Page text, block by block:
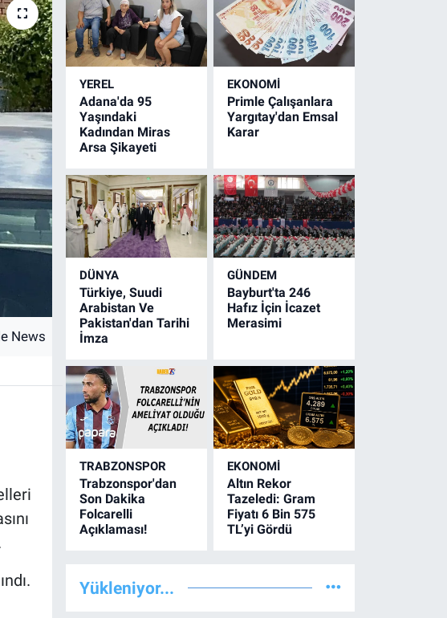
YEREL
Adana'da 95
Yaşındaki
Kadından Miras
Arsa Şikayeti
EKONOMİ
Primle Çalışanlara
Yargıtay'dan Emsal
Karar
DÜNYA
Türkiye, Suudi
Arabistan Ve
Pakistan'dan Tarihi
İmza
GÜNDEM
Bayburt'ta 246
Hafız İçin İcazet
Merasimi
TRABZONSPOR
Trabzonspor'dan
Son Dakika
Folcarelli
Açıklaması!
EKONOMİ
Altın Rekor
Tazeledi: Gram
Fiyatı 6 Bin 575
TL’yi Gördü
Yükleniyor...